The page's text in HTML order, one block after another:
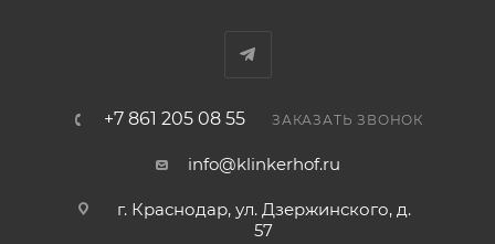
+7 861 205 08 55 ЗАКАЗАТЬ ЗВОНОК
info@klinkerhof.ru
г. Краснодар, ул. Дзержинского, д.
57